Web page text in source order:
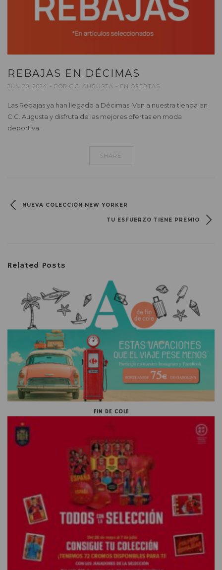
REBAJAS EN DÉCIMAS
JUN 20, 2024 POR C.C. AUGUSTA EN OFERTAS
Las Rebajas ya han llegado a Décimas. Ven a nuestra tienda en
C.C. Augusta y disfruta de las mejores ofertas en moda
deportiva.
SHARE:
NUEVA COLECCIÓN NEW YORKER
TU ESFUERZO TIENE PREMIO
Related Posts
FIN DE COLE